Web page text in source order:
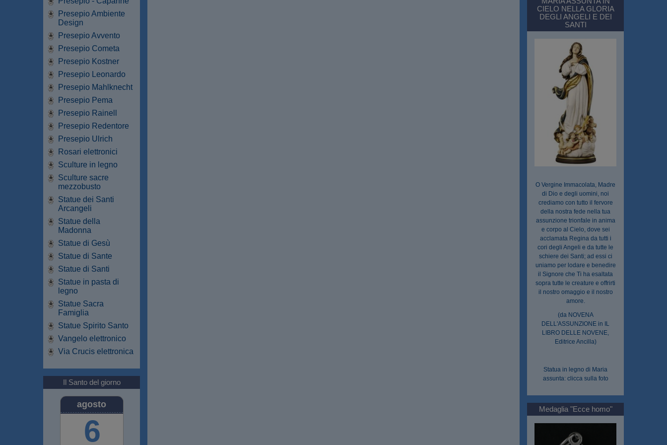
Presepio Ambiente
Design
Presepio Avvento
Presepio Cometa
Presepio Kostner
Presepio Leonardo
Presepio Mahlknecht
Presepio Pema
Presepio Rainell
Presepio Redentore
Presepio Ulrich
Rosari elettronici
Sculture in legno
Sculture sacre
mezzobusto
Statue dei Santi
Arcangeli
Statue della
Madonna
Statue di Gesù
Statue di Sante
Statue di Santi
Statue in pasta di
legno
Statue Sacra
Famiglia
Statue Spirito Santo
Vangelo elettronico
Via Crucis elettronica
Il Santo del giorno
agosto
6
CIELO NELLA GLORIA
DEGLI ANGELI E DEI
SANTI
O Vergine Immacolata, Madre
di Dio e degli uomini, noi
crediamo con tutto il fervore
della nostra fede nella tua
assunzione trionfale in anima
e corpo al Cielo, dove sei
acclamata Regina da tutti i
cori degli Angeli e da tutte le
schiere dei Santi; ad essi ci
uniamo per lodare e benedire
il Signore che Ti ha esaltata
sopra tutte le creature e offrirti
il nostro omaggio e il nostro
amore.
(da NOVENA
DELL'ASSUNZIONE in IL
LIBRO DELLE NOVENE,
Editrice Ancilla)
Statua in legno di Maria
assunta: clicca sulla foto
Medaglia "Ecce homo"